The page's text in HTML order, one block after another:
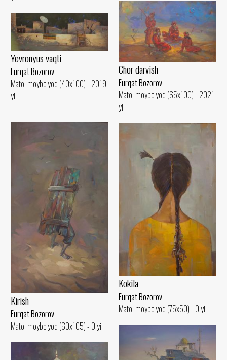
Chor darvish
Furqat Bozorov
Mato, moybo‘yoq (65x100) - 2021
yil
Yevronyus vaqti
Furqat Bozorov
Mato, moybo‘yoq (40x100) - 2019
yil
Kirish
Furqat Bozorov
Mato, moybo‘yoq (60x105) - 0 yil
Kokila
Furqat Bozorov
Mato, moybo‘yoq (75x50) - 0 yil